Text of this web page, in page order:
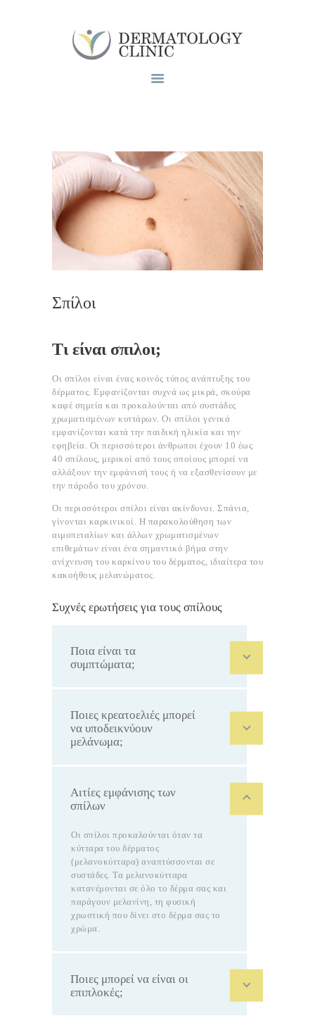
Το ιατρειο
Σπίλοι
Τι είναι σπιλοι;
Οι σπίλοι είναι ένας κοινός τύπος ανάπτυξης του
δέρματος. Εμφανίζονται συχνά ως μικρά, σκούρα
καφέ σημεία και προκαλούνται από συστάδες
χρωματισμένων κυττάρων. Οι σπίλοι γενικά
εμφανίζονται κατά την παιδική ηλικία και την
εφηβεία. Οι περισσότεροι άνθρωποι έχουν 10 έως
40 σπίλους, μερικοί από τους οποίους μπορεί να
αλλάξουν την εμφάνισή τους ή να εξασθενίσουν με
την πάροδο του χρόνου.
Οι περισσότεροι σπίλοι είναι ακίνδυνοι. Σπάνια,
γίνονται καρκινικοί. Η παρακολούθηση των
αιμοπεταλίων και άλλων χρωματισμένων
επιθεμάτων είναι ένα σημαντικό βήμα στην
ανίχνευση του καρκίνου του δέρματος, ιδιαίτερα του
κακοήθους μελανώματος.
Συχνές ερωτήσεις για τους σπίλους
Ποια είναι τα
συμπτώματα;
Ποιες κρεατοελιές μπορεί
να υποδεικνύουν
μελάνωμα;
Αιτίες εμφάνισης των
σπίλων
Οι σπίλοι προκαλούνται όταν τα
κύτταρα του δέρματος
(μελανοκύτταρα) αναπτύσσονται σε
συστάδες. Τα μελανοκύτταρα
κατανέμονται σε όλο το δέρμα σας και
παράγουν μελανίνη, τη φυσική
χρωστική που δίνει στο δέρμα σας το
χρώμα.
Ποιες μπορεί να είναι οι
επιπλοκές;